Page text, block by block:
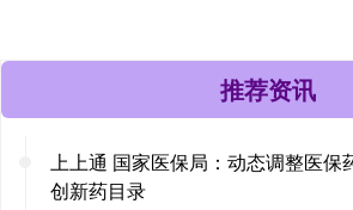
推荐资讯
上上通 国家医保局：动态调整医保
创新药目录